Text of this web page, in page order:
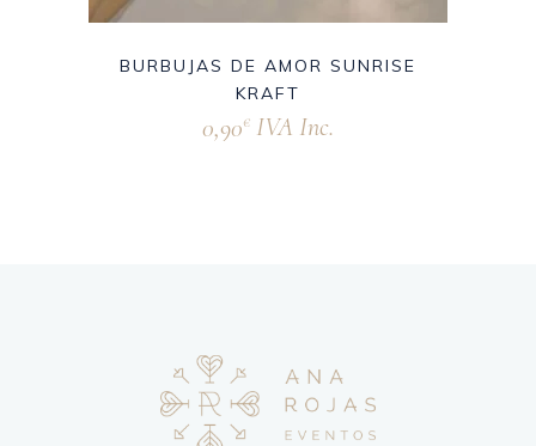
BURBUJAS DE AMOR SUNRISE
KRAFT
0,90€ IVA Inc.